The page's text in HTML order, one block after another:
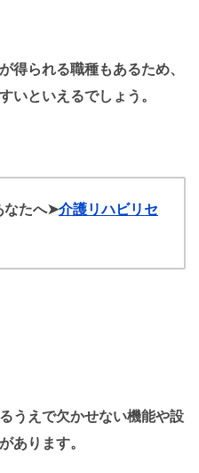
得られる職種もあるため、
いといえるでしょう。
なたへ➤介護リハビリセ
うえで欠かせない機能や設
あります。